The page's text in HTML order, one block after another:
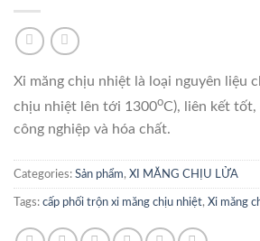
Xi măng chịu nhiệt là loại nguyên liệu
chịu nhiệt lên tới 1300oC), liên kết tốt,
công nghiệp và hóa chất.
Categories: Sản phẩm, XI MĂNG CHỊU LỬA
Tags: cấp phối trộn xi măng chịu nhiệt, Xi măng